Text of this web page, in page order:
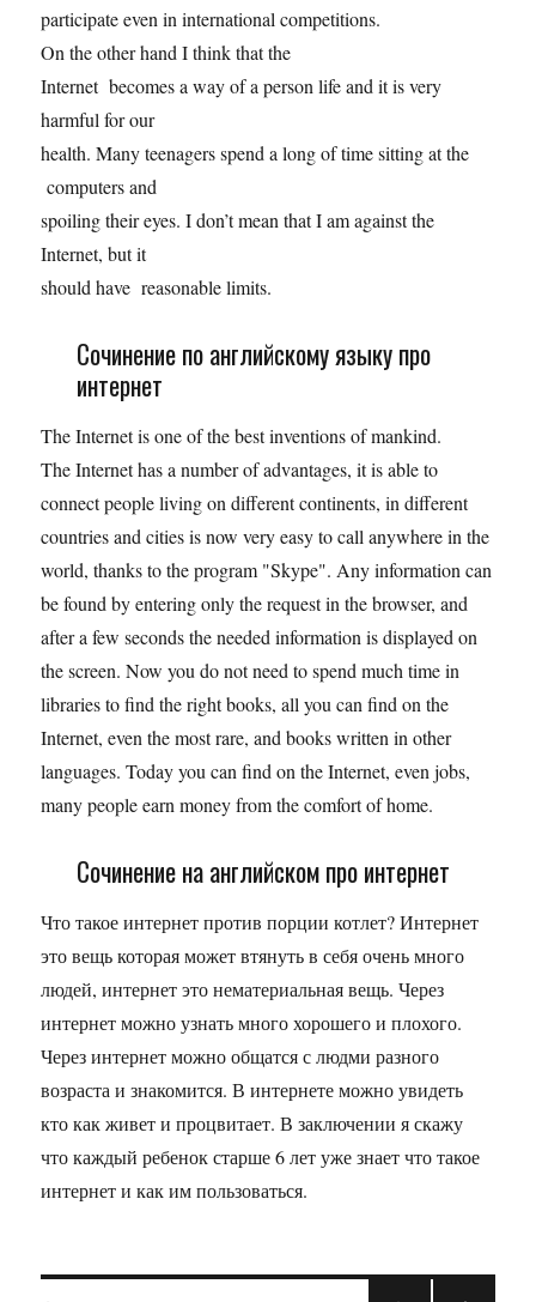
participate even in international competitions.
On the other hand I think that the
Internet becomes a way of a person life and it is very
harmful for our
health. Many teenagers spend a long of time sitting at the
computers and
spoiling their eyes. I don’t mean that I am against the
Internet, but it
should have reasonable limits.
Сочинение по английскому языку про
интернет
The Internet is one of the best inventions of mankind.
The Internet has a number of advantages, it is able to
connect people living on different continents, in different
countries and cities is now very easy to call anywhere in the
world, thanks to the program "Skype". Any information can
be found by entering only the request in the browser, and
after a few seconds the needed information is displayed on
the screen. Now you do not need to spend much time in
libraries to find the right books, all you can find on the
Internet, even the most rare, and books written in other
languages. Today you can find on the Internet, even jobs,
many people earn money from the comfort of home.
Сочинение на английском про интернет
Что такое интернет против порции котлет? Интернет
это вещь которая может втянуть в себя очень много
людей, интернет это нематериальная вещь. Через
интернет можно узнать много хорошего и плохого.
Через интернет можно общатся с людми разного
возраста и знакомится. В интернете можно увидеть
кто как живет и процвитает. В заключении я скажу
что каждый ребенок старше 6 лет уже знает что такое
интернет и как им пользоваться.